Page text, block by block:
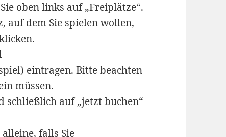
oben links auf „Freiplätze“.
auf dem Sie spielen wollen,
eintragen. Bitte beachten
müssen.
schließlich auf „jetzt buchen“
falls Sie